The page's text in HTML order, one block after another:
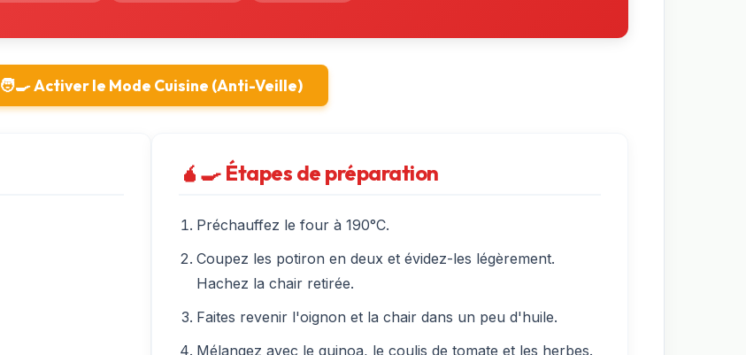
🧑‍🍳 Activer le Mode Cuisine (Anti-Veille)
🧉‍🍳 Étapes de préparation
Préchauffez le four à 190°C.
Coupez les potiron en deux et évidez-les légèrement.
Hachez la chair retirée.
Faites revenir l'oignon et la chair dans un peu d'huile.
Mélangez avec le quinoa, le coulis de tomate et les herbes.